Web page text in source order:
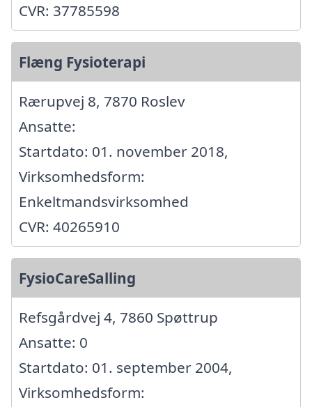
CVR: 37785598
Flæng Fysioterapi
Rærupvej 8, 7870 Roslev
Ansatte:
Startdato: 01. november 2018,
Virksomhedsform:
Enkeltmandsvirksomhed
CVR: 40265910
FysioCareSalling
Refsgårdvej 4, 7860 Spøttrup
Ansatte: 0
Startdato: 01. september 2004,
Virksomhedsform: